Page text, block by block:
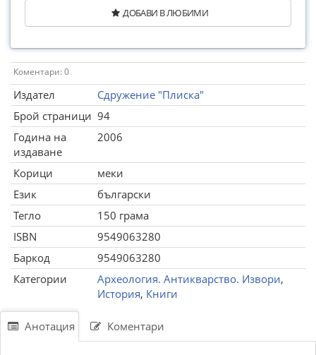
ДОБАВИ В ЛЮБИМИ
Коментари: 0
Издател
Сдружение "Плиска"
Брой страници 94
Година на
издаване
2006
Корици
меки
Език
български
Тегло
150 грама
ISBN
9549063280
Баркод
9549063280
Категории
Археология. Антикварство. Извори,
История, Книги
Анотация Коментари